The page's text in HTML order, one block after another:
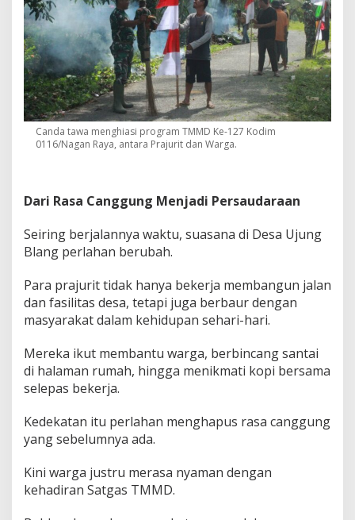
Canda tawa menghiasi program TMMD Ke-127 Kodim
0116/Nagan Raya, antara Prajurit dan Warga.
Dari Rasa Canggung Menjadi Persaudaraan
Seiring berjalannya waktu, suasana di Desa Ujung
Blang perlahan berubah.
Para prajurit tidak hanya bekerja membangun jalan
dan fasilitas desa, tetapi juga berbaur dengan
masyarakat dalam kehidupan sehari-hari.
Mereka ikut membantu warga, berbincang santai
di halaman rumah, hingga menikmati kopi bersama
selepas bekerja.
Kedekatan itu perlahan menghapus rasa canggung
yang sebelumnya ada.
Kini warga justru merasa nyaman dengan
kehadiran Satgas TMMD.